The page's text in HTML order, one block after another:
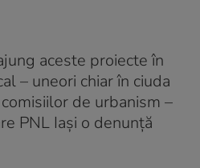
aceste proiecte în
– uneori chiar în ciuda
de urbanism –
PNL Iaşi o denunţă